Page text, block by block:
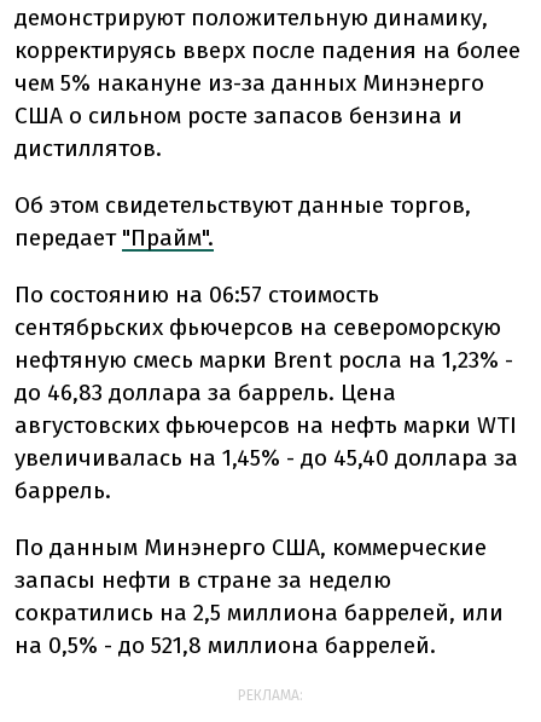
демонстрируют положительную динамику,
корректируясь вверх после падения на более
чем 5% накануне из-за данных Минэнерго
США о сильном росте запасов бензина и
дистиллятов.
Об этом свидетельствуют данные торгов,
передает "Прайм".
По состоянию на 06:57 стоимость
сентябрьских фьючерсов на североморскую
нефтяную смесь марки Brent росла на 1,23% -
до 46,83 доллара за баррель. Цена
августовских фьючерсов на нефть марки WTI
увеличивалась на 1,45% - до 45,40 доллара за
баррель.
По данным Минэнерго США, коммерческие
запасы нефти в стране за неделю
сократились на 2,5 миллиона баррелей, или
на 0,5% - до 521,8 миллиона баррелей.
РЕКЛАМА: